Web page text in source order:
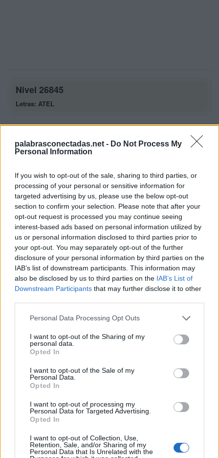
palabrasconectadas.net - Do Not Process My
Personal Information
If you wish to opt-out of the sale, sharing to third parties, or
processing of your personal or sensitive information for
targeted advertising by us, please use the below opt-out
section to confirm your selection. Please note that after your
opt-out request is processed you may continue seeing
interest-based ads based on personal information utilized by
us or personal information disclosed to third parties prior to
your opt-out. You may separately opt-out of the further
disclosure of your personal information by third parties on the
IAB’s list of downstream participants. This information may
also be disclosed by us to third parties on the IAB’s List of
Downstream Participants that may further disclose it to other
Personal Data Processing Opt Outs
I want to opt-out of the Sharing of my
personal data.
Opted In
I want to opt-out of the Sale of my
Personal Data.
Opted In
I want to opt-out of processing my
Personal Data for Targeted Advertising.
Opted In
I want to opt-out of Collection, Use,
Retention, Sale, and/or Sharing of my
Personal Data that Is Unrelated with the
Nivel 26845
Letras: ATEL
Palabras Conectadas Nivel 26845
respuestas
La respuesta a este rompecabezas es:
A
T
E
L
E
A
T
A
L
L
A T
E
Palabras extra:
T
E L
A
T
A L E
BUSCAR MÁS
RESPUESTAS
Palabras Conectadas Respuesta de nivel 26840
Palabras Conectadas Respuesta de nivel 26842
Palabras Conectadas Respuesta de nivel 26843
Palabras Conectadas Respuesta de nivel 26844
Palabras Conectadas Respuesta de nivel 26845